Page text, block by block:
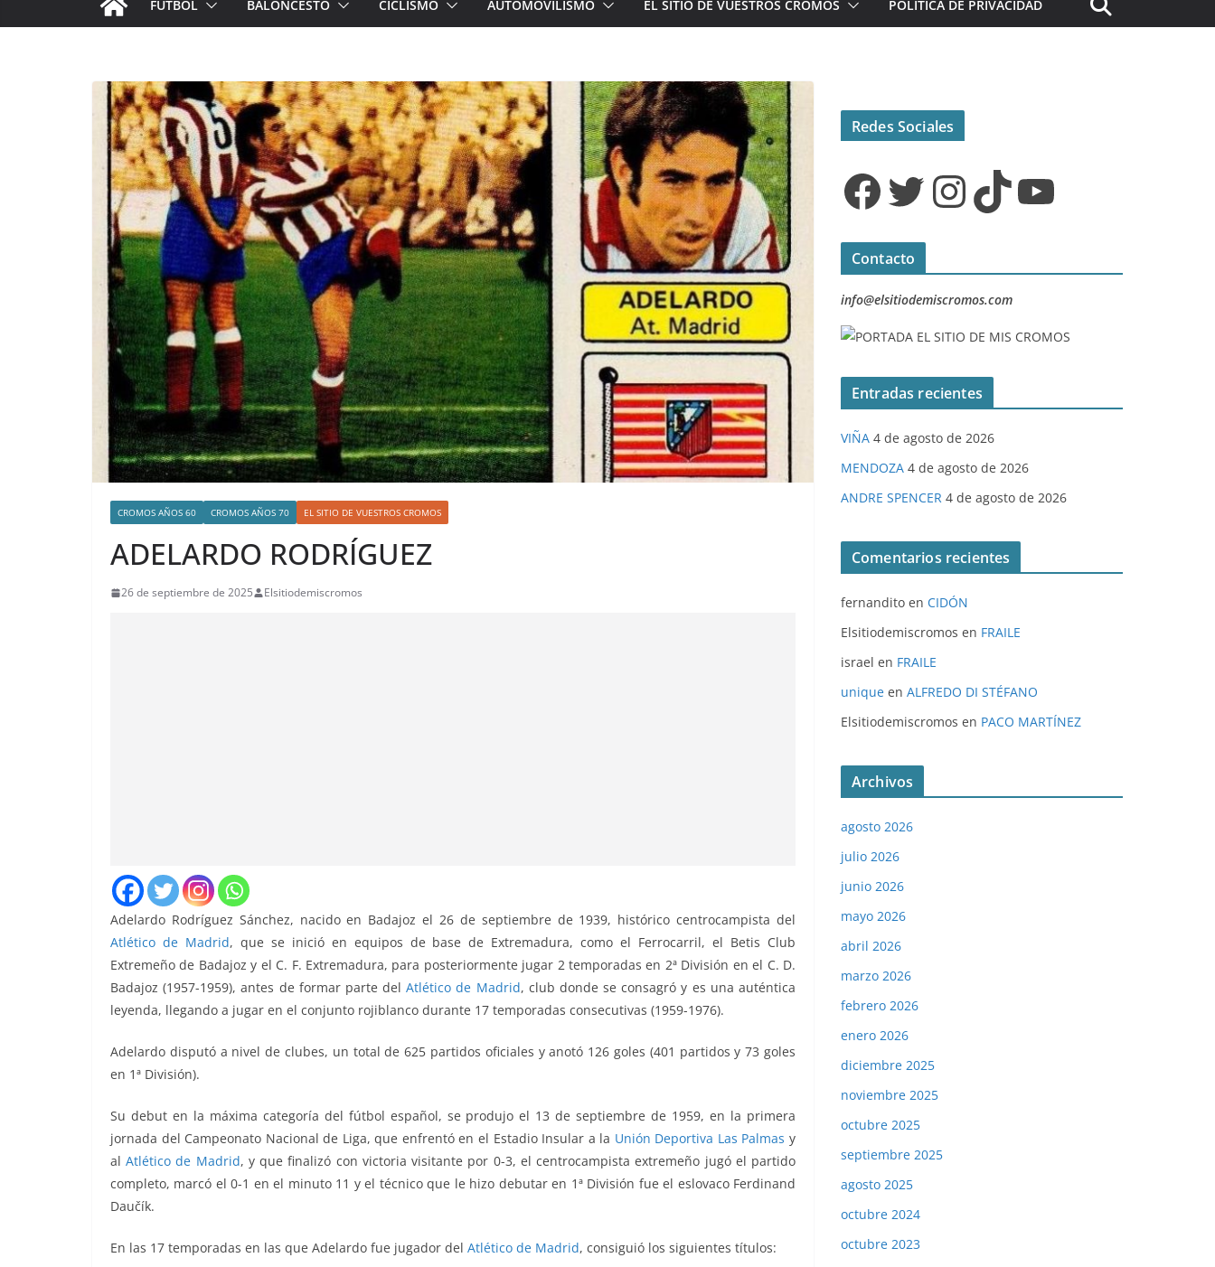
FÚTBOL BALONCESTO CICLISMO AUTOMOVILISMO EL SITIO DE VUESTROS CROMOS POLÍTICA DE PRIVACIDAD
CROMOS AÑOS 60 CROMOS AÑOS 70 EL SITIO DE VUESTROS CROMOS
ADELARDO RODRÍGUEZ
26 de septiembre de 2025 Elsitiodemiscromos
Adelardo Rodríguez Sánchez, nacido en Badajoz el 26 de septiembre de 1939, histórico centrocampista del
Atlético de Madrid, que se inició en equipos de base de Extremadura, como el Ferrocarril, el Betis Club
Extremeño de Badajoz y el C. F. Extremadura, para posteriormente jugar 2 temporadas en 2ª División en el C. D.
Badajoz (1957-1959), antes de formar parte delAtlético de Madrid, club donde se consagró y es una auténtica
leyenda, llegando a jugar en el conjunto rojiblanco durante 17 temporadas consecutivas (1959-1976).
Adelardo disputó a nivel de clubes, un total de 625 partidos oficiales y anotó 126 goles (401 partidos y 73 goles
en 1ª División).
Su debut en la máxima categoría del fútbol español, se produjo el 13 de septiembre de 1959, en la primera
jornada del Campeonato Nacional de Liga, que enfrentóen el Estadio Insular a la Unión Deportiva Las Palmas y
alAtlético de Madrid, y que finalizó con victoria visitante por 0-3, el centrocampista extremeño jugó el partido
completo, marcó el 0-1 en el minuto 11 y el técnico que le hizo debutar en 1ª División fue el eslovaco Ferdinand
Daučík.
En las 17 temporadas en las que Adelardo fue jugador del Atlético de Madrid, consiguió los siguientes títulos:
Redes Sociales
Facebook Twitter InstagramTikTok YouTube
Contacto
info@elsitiodemiscromos.com
Entradas recientes
VIÑA 4 de agosto de 2026
MENDOZA 4 de agosto de 2026
ANDRE SPENCER 4 de agosto de 2026
Comentarios recientes
fernandito en CIDÓN
Elsitiodemiscromos en FRAILE
israel en FRAILE
unique en ALFREDO DI STÉFANO
Elsitiodemiscromos en PACO MARTÍNEZ
Archivos
agosto 2026
julio 2026
junio 2026
mayo 2026
abril 2026
marzo 2026
febrero 2026
enero 2026
diciembre 2025
noviembre 2025
octubre 2025
septiembre 2025
agosto 2025
octubre 2024
octubre 2023